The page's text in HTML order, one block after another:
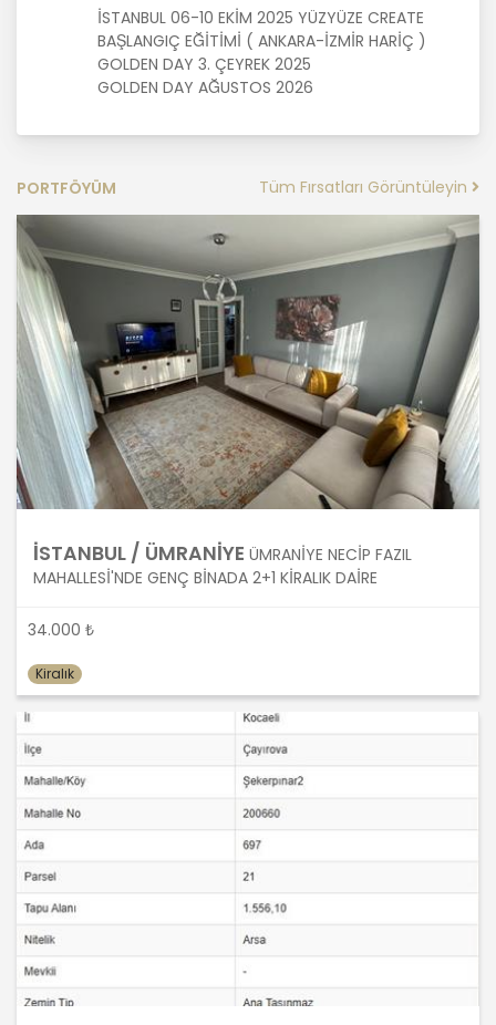
MASTERTURK FRANCHİSİNG
GAYRİMENKUL SATIŞ VE PAZARLAMA
A.Ş. kişisel veri sahiplerinin temel
menfaatlerini dikkate alarak işlediği
olmasını sağlamakla ve bu
için gerekli sistemleri kurmakla
yükümlüdür.
3. Belirli, Açık ve Meşru Amaçlarla
İşleme
MASTERTURK FRANCHİSİNG
GAYRİMENKUL SATIŞ VE PAZARLAMA
A.Ş. kişisel verilerin hangi amaçla
işleneceğini belirlemekle ve bu
amaçları kişisel veriler işlenmeden
sunmakla yükümlüdür. Kişisel veriler
belirtilen meşru ve hukuka uygun
amaçlar dışında işlenmeyecektir..
ve Ölçülü Olma
MASTERTURK FRANCHİSİNG
GAYRİMENKUL SATIŞ VE PAZARLAMA
A.Ş. kişisel verileri belirlenen
amaçların gerçekleştirilmesine
elverişli bir biçimde işleyecek ve
amacın gerçekleştirilmesi ile ilgili
olmayan veya ihtiyaç duyulmayan
kişisel verilerin işlenmesinden
İşlendikleri Amaç İçin Gerekli Olan
İSTANBUL 06-10 EKİM 2025 YÜZYÜZE CREATE
BAŞLANGIÇ EĞİTİMİ ( ANKARA-İZMİR HARİÇ )
GOLDEN DAY 3. ÇEYREK 2025
GOLDEN DAY AĞUSTOS 2026
PORTFÖYÜM Tüm Fırsatları Görüntüleyin
İSTANBUL / ÜMRANİYE ÜMRANİYE NECİP FAZIL
MAHALLESİ'NDE GENÇ BİNADA 2+1 KİRALIK DAİRE
34.000 ₺
Kiralık